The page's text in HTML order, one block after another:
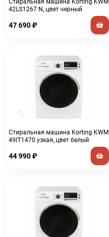
42LS1267 N, цвет черный
47 690₽
Стиральная машина Korting KWM
49IT1470 узкая, цвет белый
44 990₽